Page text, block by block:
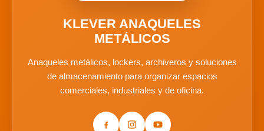
KLEVER ANAQUELES
METÁLICOS
Anaqueles metálicos, lockers, archiveros y soluciones
de almacenamiento para organizar espacios
comerciales, industriales y de oficina.